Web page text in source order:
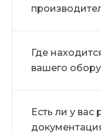
Где
вашего
Есть ли у